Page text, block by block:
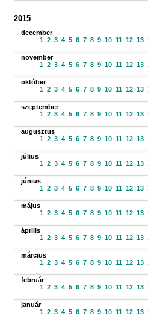
2015
december
1 2 3 4 5 6 7 8 9 10 11 12 13
november
1 2 3 4 5 6 7 8 9 10 11 12 13
október
1 2 3 4 5 6 7 8 9 10 11 12 13
szeptember
1 2 3 4 5 6 7 8 9 10 11 12 13
augusztus
1 2 3 4 5 6 7 8 9 10 11 12 13
július
1 2 3 4 5 6 7 8 9 10 11 12 13
június
1 2 3 4 5 6 7 8 9 10 11 12 13
május
1 2 3 4 5 6 7 8 9 10 11 12 13
április
1 2 3 4 5 6 7 8 9 10 11 12 13
március
1 2 3 4 5 6 7 8 9 10 11 12 13
február
1 2 3 4 5 6 7 8 9 10 11 12 13
január
1 2 3 4 5 6 7 8 9 10 11 12 13